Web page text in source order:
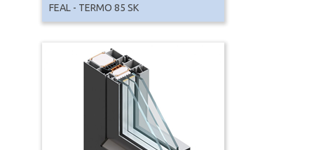
FEAL - TERMO 85 SK